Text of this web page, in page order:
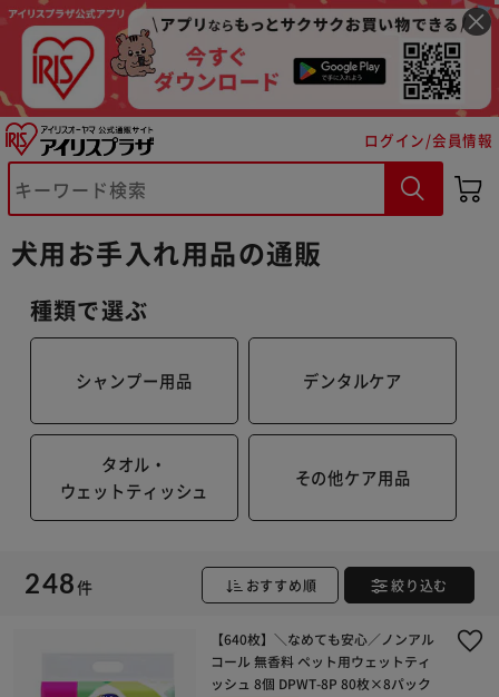
ログイン/会員情報
犬用お手入れ用品の通販
種類で選ぶ
シャンプー用品 デンタルケア
タオル・
ウェットティッシュ
その他ケア用品
248件 おすすめ順 絞り込む
【640枚】＼なめても安心／ノンアル
コール 無香料 ペット用ウェットティ
ッシュ 8個 DPWT-8P 80枚×8パック